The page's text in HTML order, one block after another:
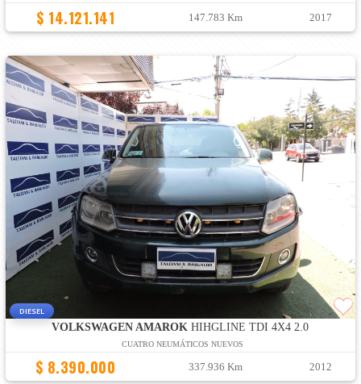
$ 14.121.141 147.783 Km 2017
DIESEL
VOLKSWAGEN AMAROK HIHGLINE TDI 4X4 2.0
CUATRO NEUMÁTICOS NUEVOS
$ 8.390.000 337.936 Km 2012